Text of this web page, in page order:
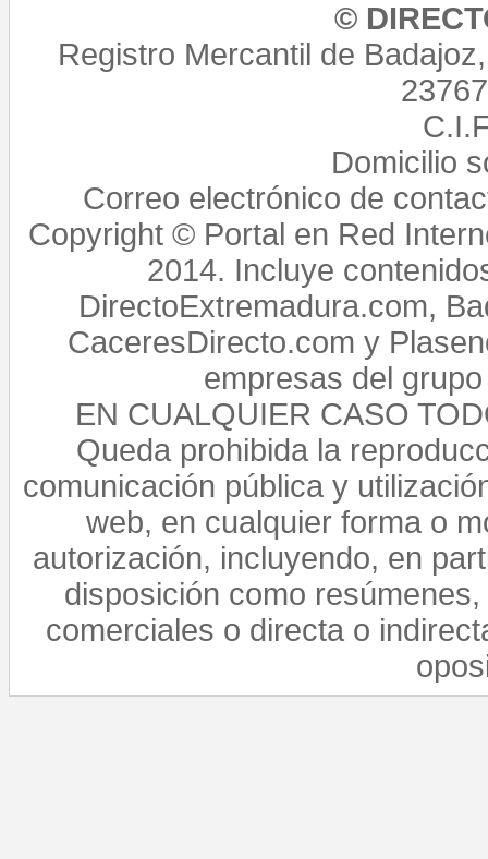
©
Registro Mercantil de
Domicilio
Correo electrónico de
Copyright © Portal en Red
2014. Incluye
DirectoExtremadura.com,
CaceresDirecto.com y
empresas del
EN CUALQUIER CASO
Queda prohibida la
comunicación pública y
web, en cualquier forma o
autorización, incluyendo, en
disposición como
comerciales o directa o